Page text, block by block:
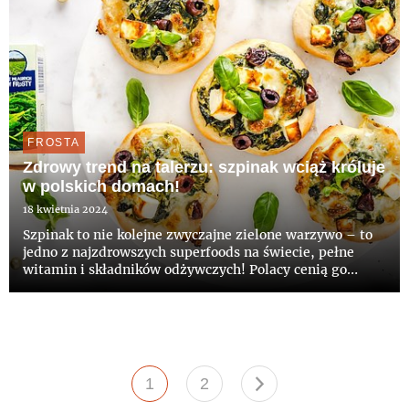
FROSTA
Zdrowy trend na talerzu: szpinak wciąż króluje
w polskich domach!
18 kwietnia 2024
Szpinak to nie kolejne zwyczajne zielone warzywo – to
jedno z najzdrowszych superfoods na świecie, pełne
witamin i składników odżywczych! Polacy cenią go
1 2